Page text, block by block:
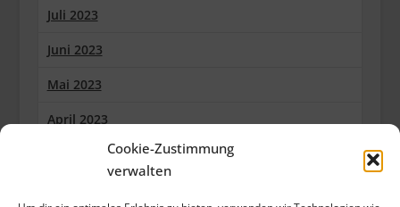
Cookie-Zustimmung
verwalten
Juli 2023
Juni 2023
Mai 2023
April 2023
März 2023